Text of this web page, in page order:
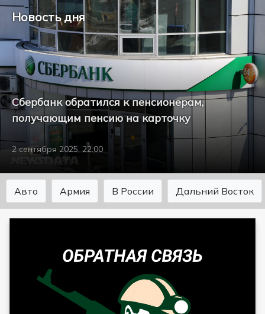
Новость дня
Сбербанк обратился к пенсионерам,
получающим пенсию на карточку
2 сентября 2025, 22:00
Авто Армия В России Дальний Восток